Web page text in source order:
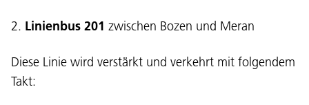
2. Linienbus 201 zwischen Bozen und Meran
Diese Linie wird verstärkt und verkehrt mit folgendem
Takt: